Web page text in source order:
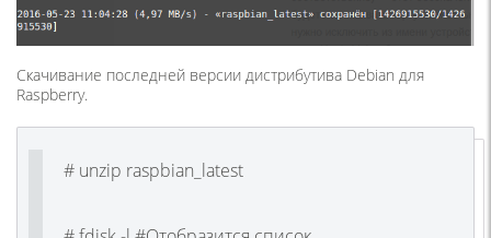
Скачивание последней версии дистрибутива Debian для
Raspberry.
# unzip raspbian_latest